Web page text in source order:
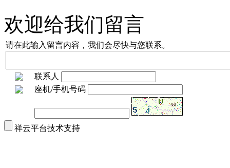
欢迎给我们留言
请在此输入留言内容，我们会尽快与您联系。
联系人
座机/手机号码
祥云平台技术支持